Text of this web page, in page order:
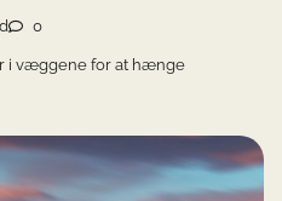
0
i væggene for at hænge